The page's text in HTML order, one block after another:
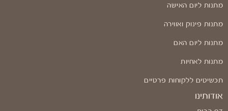
מתנות ליום האישה
מתנות פינוק ואווירה
מתנות ליום האם
מתנות לאחיות
תכשיטים ללקוחות פרטיים
אודותינו